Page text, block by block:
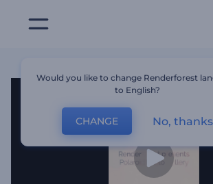
Would you like to change Renderforest
to English?
CHANGE No, thanks